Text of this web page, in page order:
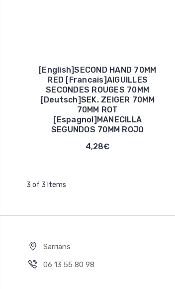
[English]SECOND HAND 70MM
RED [Francais]AIGUILLES
SECONDES ROUGES 70MM
[Deutsch]SEK. ZEIGER 70MM
70MM ROT
[Espagnol]MANECILLA
SEGUNDOS 70MM ROJO
4,28€
3 of 3 Items
Sarrians
06 13 55 80 98